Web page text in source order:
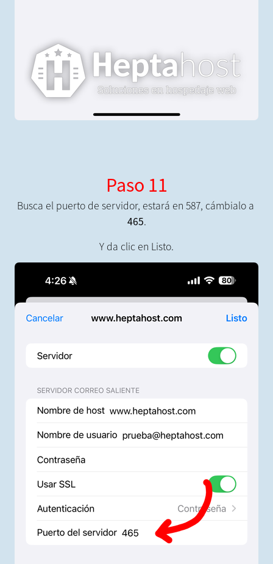
Paso 11
Busca el puerto de servidor, estará en 587, cámbialo a
465.
Y da clic en Listo.